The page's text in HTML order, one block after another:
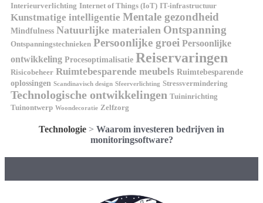
Interieurverlichting Internet of Things (IoT) IT-infrastructuur
Kunstmatige intelligentie Mentale gezondheid
Mindfulness Natuurlijke materialen Ontspanning
Ontspanningstechnieken Persoonlijke groei Persoonlijke
ontwikkeling Procesoptimalisatie Reiservaringen
Risicobeheer Ruimtebesparende meubels Ruimtebesparende
oplossingen Scandinavisch design Sfeerverlichting Stressvermindering
Technologische ontwikkelingen Tuininrichting
Tuinontwerp Woondecoratie Zelfzorg
Technologie > Waarom investeren bedrijven in
monitoringsoftware?